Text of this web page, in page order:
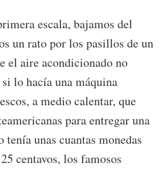
escala, bajamos del
un rato por los pasillos de un
el aire acondicionado no
lo hacía una máquina
a medio calentar, que
para entregar una
unas cuantas monedas
centavos, los famosos